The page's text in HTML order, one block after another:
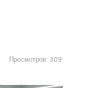
Просмотров: 309